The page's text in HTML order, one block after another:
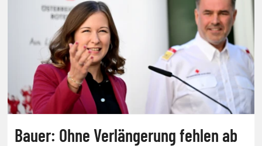
Bauer: Ohne Verlängerung fehlen ab